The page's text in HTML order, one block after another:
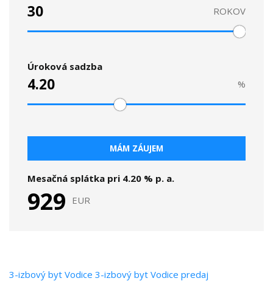
ROKOV
Úroková sadzba
%
MÁM ZÁUJEM
Mesačná splátka pri 4.20 % p. a.
929 EUR
3-izbový byt Vodice 3-izbový byt Vodice predaj